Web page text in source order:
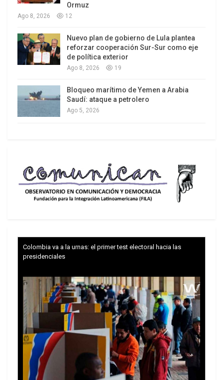
Ormuz
Ago 8, 2026 12
Nuevo plan de gobierno de Lula plantea
reforzar cooperación Sur-Sur como eje
de política exterior
Ago 8, 2026 19
Bloqueo marítimo de Yemen a Arabia
Saudí: ataque a petrolero
Ago 5, 2026
Colombia va a la urnas: el primer test electoral hacia las
presidenciales